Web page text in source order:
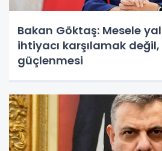
Bakan Göktaş: Mesele
ihtiyacı karşılamak
güçlenmesi